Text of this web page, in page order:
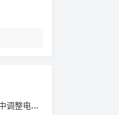
如何在 Windows 11 中调整电源和睡眠设置|更改 windows 中电源和睡眠设置